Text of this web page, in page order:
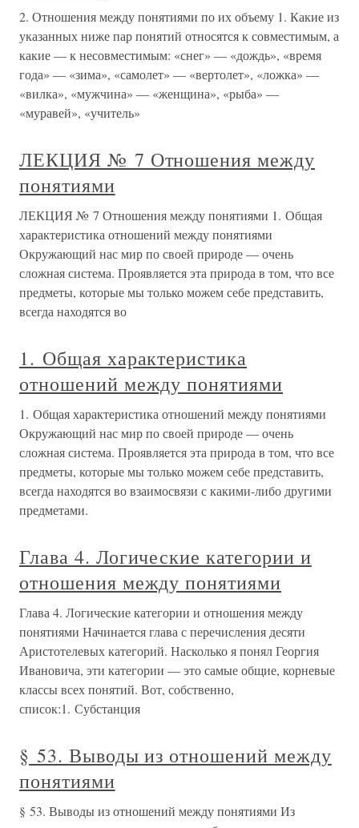
2. Отношения между понятиями по их объему 1. Какие из
указанных ниже пар понятий относятся к совместимым, а
какие — к несовместимым: «снег» — «дождь», «время
года» — «зима», «самолет» — «вертолет», «ложка» —
«вилка», «мужчина» — «женщина», «рыба» —
«муравей», «учитель»
ЛЕКЦИЯ № 7 Отношения между
понятиями
ЛЕКЦИЯ № 7 Отношения между понятиями 1. Общая
характеристика отношений между понятиями
Окружающий нас мир по своей природе — очень
сложная система. Проявляется эта природа в том, что все
предметы, которые мы только можем себе представить,
всегда находятся во
1. Общая характеристика
отношений между понятиями
1. Общая характеристика отношений между понятиями
Окружающий нас мир по своей природе — очень
сложная система. Проявляется эта природа в том, что все
предметы, которые мы только можем себе представить,
всегда находятся во взаимосвязи с какими-либо другими
предметами.
Глава 4. Логические категории и
отношения между понятиями
Глава 4. Логические категории и отношения между
понятиями Начинается глава с перечисления десяти
Аристотелевых категорий. Насколько я понял Георгия
Ивановича, эти категории — это самые общие, корневые
классы всех понятий. Вот, собственно,
список:1. Субстанция
§ 53. Выводы из отношений между
понятиями
§ 53. Выводы из отношений между понятиями Из